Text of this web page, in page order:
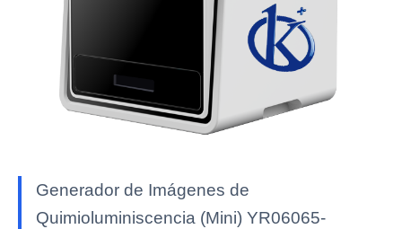
Generador de Imágenes de
Quimioluminiscencia (Mini) YR06065-